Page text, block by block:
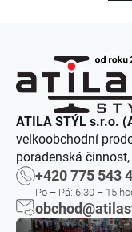
ATILA STÝL s.r.o.
velkoobchodní
poradenská
+420 775 543
Po – Pá: 6:30 – 15